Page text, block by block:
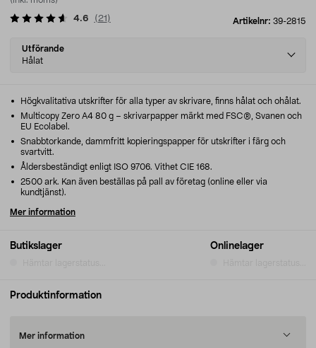
Artikelnr: 39-2815
4.6 ( 21 )
Select
variant
Utförande
Hålat
Butikslager Onlinelager
Högkvalitativa utskrifter för alla typer av skrivare, finns hålat och ohålat.
Multicopy Zero A4 80 g – skrivarpapper märkt med FSC®, Svanen och
EU Ecolabel.
Snabbtorkande, dammfritt kopieringspapper för utskrifter i färg och
svartvitt.
Åldersbeständigt enligt ISO 9706. Vithet CIE 168.
2500 ark. Kan även beställas på pall av företag (online eller via
kundtjänst).
Mer information
Produktinformation
Mer information